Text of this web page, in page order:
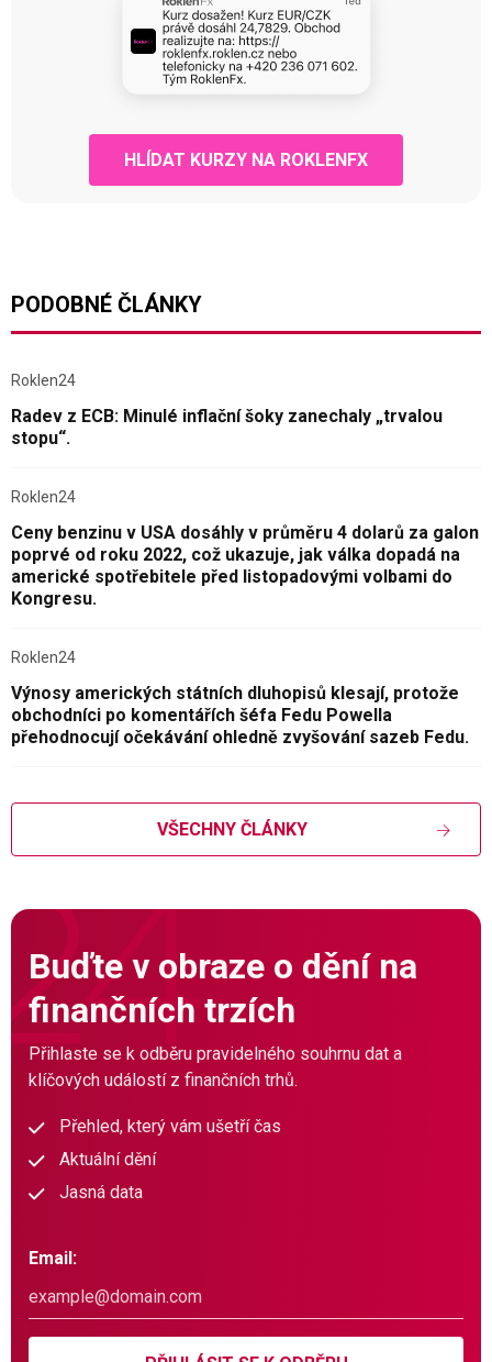
HLÍDAT KURZY NA ROKLENFX
PODOBNÉ ČLÁNKY
Roklen24
Radev z ECB: Minulé inflační šoky zanechaly „trvalou
stopu“.
Roklen24
Ceny benzinu v USA dosáhly v průměru 4 dolarů za galon
poprvé od roku 2022, což ukazuje, jak válka dopadá na
americké spotřebitele před listopadovými volbami do
Kongresu.
Roklen24
Výnosy amerických státních dluhopisů klesají, protože
obchodníci po komentářích šéfa Fedu Powella
přehodnocují očekávání ohledně zvyšování sazeb Fedu.
VŠECHNY ČLÁNKY
Buďte v obraze o dění na
finančních trzích
Přihlaste se k odběru pravidelného souhrnu dat a
klíčových událostí z finančních trhů.
Přehled, který vám ušetří čas
Aktuální dění
Jasná data
Email: